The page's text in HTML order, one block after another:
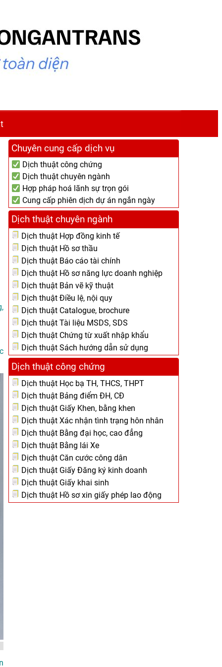
Chuyên cung cấp dịch vụ
Dịch thuật công chứng
Dịch thuật chuyên ngành
Hợp pháp hoá lãnh sự trọn gói
Cung cấp phiên dịch dự án ngắn ngày
Dịch thuật chuyên ngành
Dịch thuật Hợp đồng kinh tế
Dịch thuật Hồ sơ thầu
Dịch thuật Báo cáo tài chính
Dịch thuật Hồ sơ năng lực doanh nghiệp
Dịch thuật Bản vẽ kỹ thuật
Dịch thuật Điều lệ, nội quy
Dịch thuật Catalogue, brochure
Dịch thuật Tài liệu MSDS, SDS
Dịch thuật Chứng từ xuất nhập khẩu
Dịch thuật Sách hướng dẫn sử dụng
Dịch thuật công chứng
Dịch thuật Học bạ TH, THCS, THPT
Dịch thuật Bảng điểm ĐH, CĐ
Dịch thuật Giấy Khen, bằng khen
Dịch thuật Xác nhận tình trạng hôn nhân
Dịch thuật Bằng đại học, cao đẳng
Dịch thuật Bằng lái Xe
Dịch thuật Căn cước công dân
Dịch thuật Giấy Đăng ký kinh doanh
Dịch thuật Giấy khai sinh
Dịch thuật Hồ sơ xin giấy phép lao động